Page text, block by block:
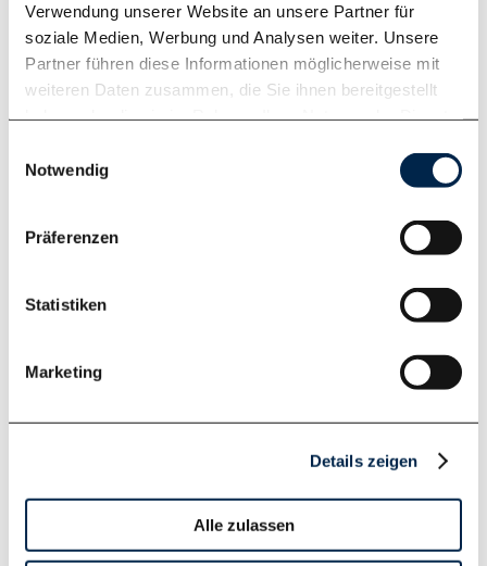
Verwendung unserer Website an unsere Partner für
soziale Medien, Werbung und Analysen weiter. Unsere
Partner führen diese Informationen möglicherweise mit
weiteren Daten zusammen, die Sie ihnen bereitgestellt
unsererDatenschutzerklärung
Notwendig
Präferenzen
Statistiken
Marketing
Details zeigen
Alle zulassen
Produktinfo
in allen Corian® Farben erhältlich
andere Mineralwerkstoffe auf Anfrage
ohne Ablaufventil und Ablaufgarnitur
mit oder ohne Überlauffräsung möglich
mit Clou-System Lieferbar
Downloads
FP-110-D.pdf
FP-110-D.dxf